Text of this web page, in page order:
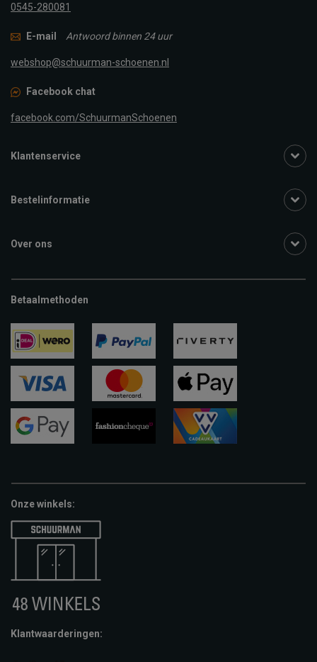
0545-280081
E-mail Antwoord binnen 24 uur
webshop@schuurman-schoenen.nl
Facebook chat
facebook.com/SchuurmanSchoenen
Klantenservice
Bestelinformatie
Over ons
Betaalmethoden
ideal paypal riverty
visa
apple-
pay
Onze winkels:
Klantwaarderingen: